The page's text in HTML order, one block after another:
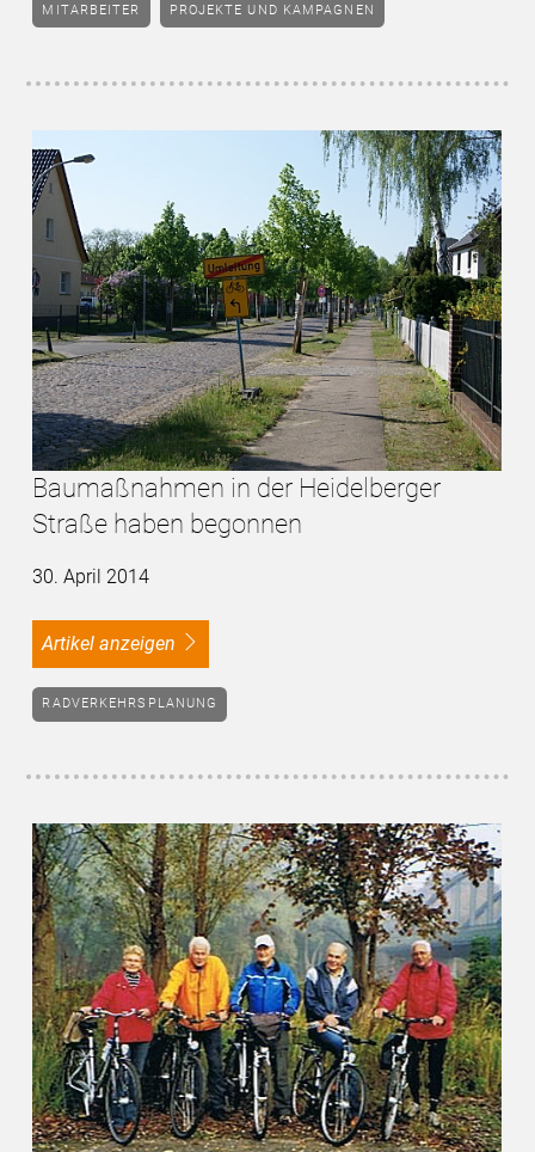
MITARBEITER PROJEKTE UND KAMPAGNEN
Baumaßnahmen in der Heidelberger
Straße haben begonnen
30. April 2014
Artikel anzeigen
RADVERKEHRSPLANUNG